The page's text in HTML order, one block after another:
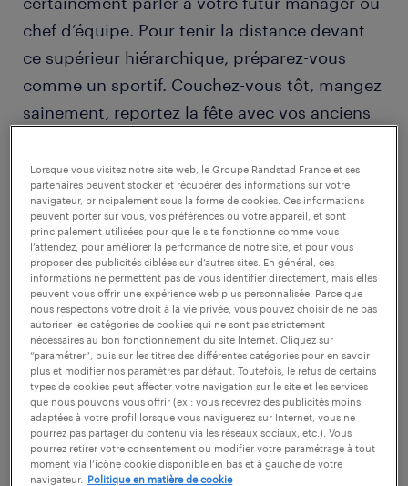
chef d’équipe. Pour tenir la distance devant
ce supérieur hiérarchique, préparez-vous
comme un sportif. Couchez-vous tôt, mangez
sainement, reportez la fête avec vos anciens
forme et serein le jour J avec un mental
d’acier.
Lorsque vous visitez notre site web, le Groupe Randstad France et ses
partenaires peuvent stocker et récupérer des informations sur votre
navigateur, principalement sous la forme de cookies. Ces informations
peuvent porter sur vous, vos préférences ou votre appareil, et sont
principalement utilisées pour que le site fonctionne comme vous
l’attendez, pour améliorer la performance de notre site, et pour vous
proposer des publicités ciblées sur d’autres sites. En général, ces
informations ne permettent pas de vous identifier directement, mais elles
peuvent vous offrir une expérience web plus personnalisée. Parce que
nous respectons votre droit à la vie privée, vous pouvez choisir de ne pas
autoriser les catégories de cookies qui ne sont pas strictement
nécessaires au bon fonctionnement du site Internet. Cliquez sur
“paramétrer”, puis sur les titres des différentes catégories pour en savoir
plus et modifier nos paramètres par défaut. Toutefois, le refus de certains
types de cookies peut affecter votre navigation sur le site et les services
que nous pouvons vous offrir (ex : vous recevrez des publicités moins
adaptées à votre profil lorsque vous naviguerez sur Internet, vous ne
pourrez pas partager du contenu via les réseaux sociaux, etc.). Vous
pourrez retirer votre consentement ou modifier votre paramétrage à tout
moment via l’icône cookie disponible en bas et à gauche de votre
navigateur.
Politique en matière de cookie